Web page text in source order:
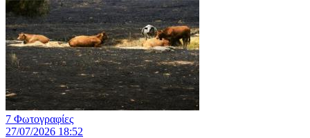
7 Φωτογραφίες
27/07/2026 18:52